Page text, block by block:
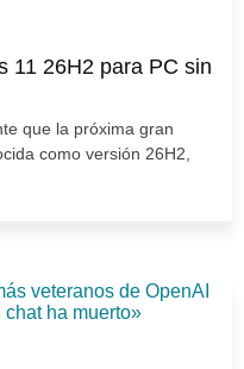
11 26H2 para PC sin
que la próxima gran
como versión 26H2,